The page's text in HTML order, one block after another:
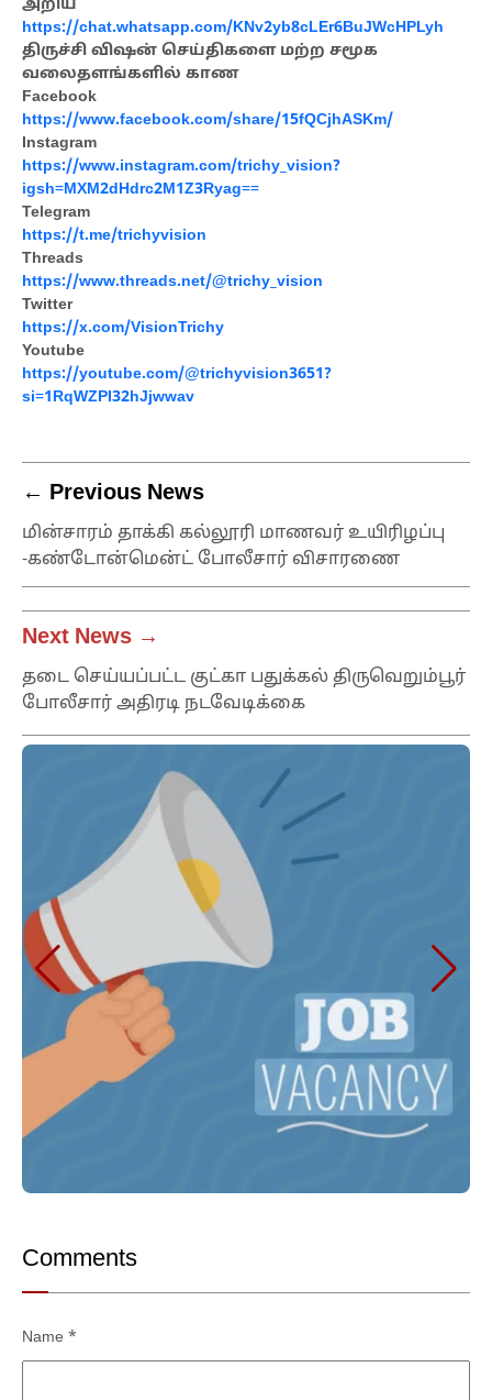
அறிய
https://chat.whatsapp.com/KNv2yb8cLEr6BuJWcHPLyh
திருச்சி விஷன் செய்திகளை மற்ற சமூக
வலைதளங்களில் காண
Facebook
https://www.facebook.com/share/15fQCjhASKm/
Instagram
https://www.instagram.com/trichy_vision?
igsh=MXM2dHdrc2M1Z3Ryag==
Telegram
https://t.me/trichyvision
Threads
https://www.threads.net/@trichy_vision
Twitter
https://x.com/VisionTrichy
Youtube
https://youtube.com/@trichyvision3651?
si=1RqWZPI32hJjwwav
← Previous News
மின்சாரம் தாக்கி கல்லூரி மாணவர் உயிரிழப்பு
-கண்டோன்மென்ட் போலீசார் விசாரணை
Next News →
தடை செய்யப்பட்ட குட்கா பதுக்கல் திருவெறும்பூர்
போலீசார் அதிரடி நடவேடிக்கை
Comments
Name *